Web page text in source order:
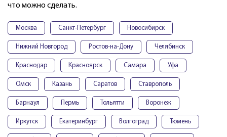
что можно сделать.
Москва Санкт-Петербург Новосибирск
Нижний Новгород Ростов-на-Дону Челябинск
Краснодар Красноярск Самара Уфа
Омск Казань Саратов Ставрополь
Барнаул Пермь Тольятти Воронеж
Иркутск Екатеринбург Волгоград Тюмень